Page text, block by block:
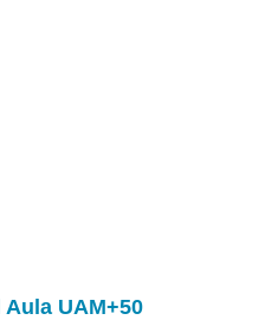
UAM+50